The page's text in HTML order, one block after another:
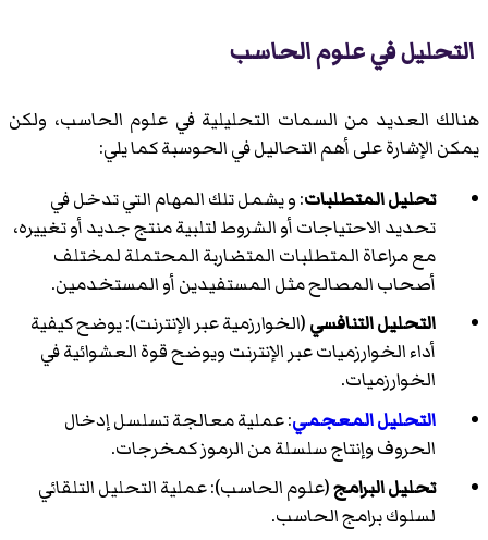
التحليل في علوم الحاسب
هنالك العديد من السمات التحليلية في علوم الحاسب، ولكن
يمكن الإشارة على أهم التحاليل في الحوسبة كما يلي:
تحليل المتطلبات: و يشمل تلك المهام التي تدخل في
تحديد الاحتياجات أو الشروط لتلبية منتج جديد أو تغييره،
مع مراعاة المتطلبات المتضاربة المحتملة لمختلف
أصحاب المصالح مثل المستفيدين أو المستخدمين.
التحليل التنافسي(الخوارزمية عبر الإنترنت): يوضح كيفية
أداء الخوارزميات عبر الإنترنت ويوضح قوة العشوائية في
الخوارزميات.
التحليل المعجمي: عملية معالجة تسلسل إدخال
الحروف وإنتاج سلسلة من الرموز كمخرجات.
تحليل البرامج(علوم الحاسب): عملية التحليل التلقائي
لسلوك برامج الحاسب.